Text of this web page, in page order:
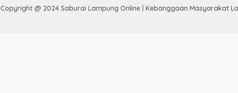
Copyright @ 2024 Saburai Lampung Online | Kebanggaan Masyarakat